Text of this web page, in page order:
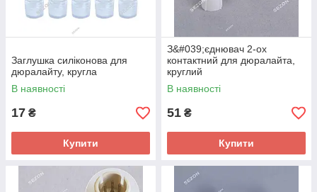
Заглушка силіконова для
дюралайту, кругла
В наявності
17 ₴
Купити
З&#039;єднювач 2-ох
контактний для дюралайта,
круглий
В наявності
51 ₴
Купити